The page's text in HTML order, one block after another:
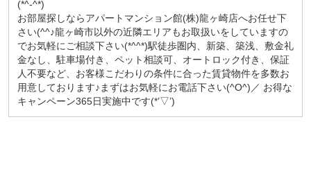
(*^-^*)
お部屋探しならアパートマンション館(株)龍ヶ崎店へお任せ下
さい(^^♪龍ヶ崎市以外の近隣エリアもお取扱いをしていますの
でお気軽にご相談下さい(*^^*)駅徒歩圏内、新築、築浅、敷金礼
金なし、駐車場付き、ペット相談可、オートロック付き、保証
人不要など、お客様こだわりの条件に合った賃貸物件を多数お
用意しております♪まずはお気軽にお電話下さい(^O^)／ お得な
キャンペーン365日実施中です(*’▽’)